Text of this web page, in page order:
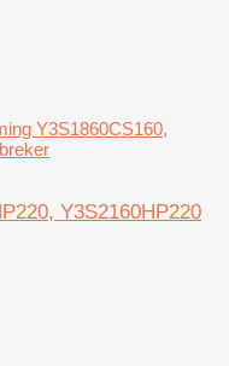
Y3S1860CS160,
Y3S2160HP220